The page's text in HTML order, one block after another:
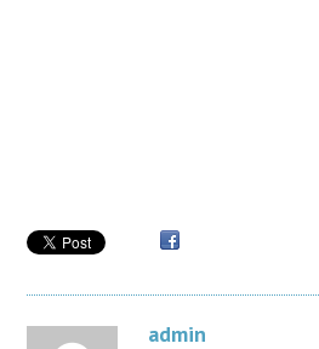
admin